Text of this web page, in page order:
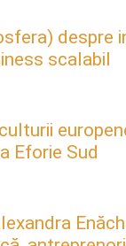
despre
scalabil
Eforie Sud